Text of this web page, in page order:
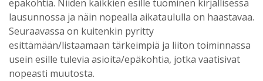
epäkohtia. Niiden kaikkien esille tuominen kirjallisessa
lausunnossa ja näin nopealla aikataululla on haastavaa.
Seuraavassa on kuitenkin pyritty
esittämään/listaamaan tärkeimpiä ja liiton toiminnassa
usein esille tulevia asioita/epäkohtia, jotka vaatisivat
nopeasti muutosta.